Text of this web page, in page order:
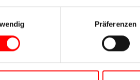
Präferenzen